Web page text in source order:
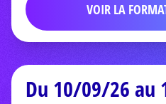
VOIR LA
Du 10/09/26 au